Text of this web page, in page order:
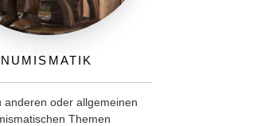
Numismatik
anderen oder allgemeinen
Themen